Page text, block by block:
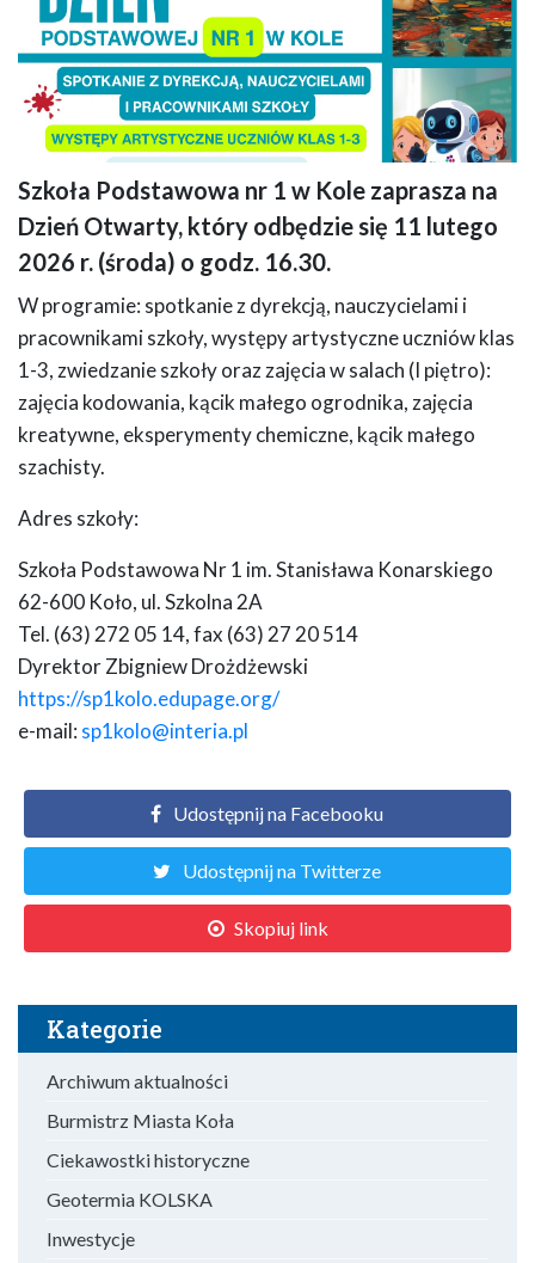
Plakat informujący o Dniu Otwartym SP nr 1 w Kole. Dominuje turkusowy i
limonkowy kolor. Po prawej stronie znajdują się ilustracje przedstawiające
dzieci podczas różnych aktywności: malowania, pracy z robotem
edukacyjnym, gry w piłkarzyki i w szachy.
Szkoła Podstawowa nr 1 w Kole zaprasza na
Dzień Otwarty, który odbędzie się 11 lutego
2026 r. (środa) o godz. 16.30.
W programie: spotkanie z dyrekcją, nauczycielami i
pracownikami szkoły, występy artystyczne uczniów klas
1-3, zwiedzanie szkoły oraz zajęcia w salach (I piętro):
zajęcia kodowania, kącik małego ogrodnika, zajęcia
kreatywne, eksperymenty chemiczne, kącik małego
szachisty.
Adres szkoły:
Szkoła Podstawowa Nr 1 im. Stanisława Konarskiego
62-600 Koło, ul. Szkolna 2A
Tel. (63) 272 05 14, fax (63) 27 20 514
Dyrektor Zbigniew Drożdżewski
https://sp1kolo.edupage.org/
e-mail: sp1kolo@interia.pl
Udostępnij na Facebooku
Udostępnij na Twitterze
Skopiuj link
Kategorie
Archiwum aktualności
Burmistrz Miasta Koła
Ciekawostki historyczne
Geotermia KOLSKA
Inwestycje